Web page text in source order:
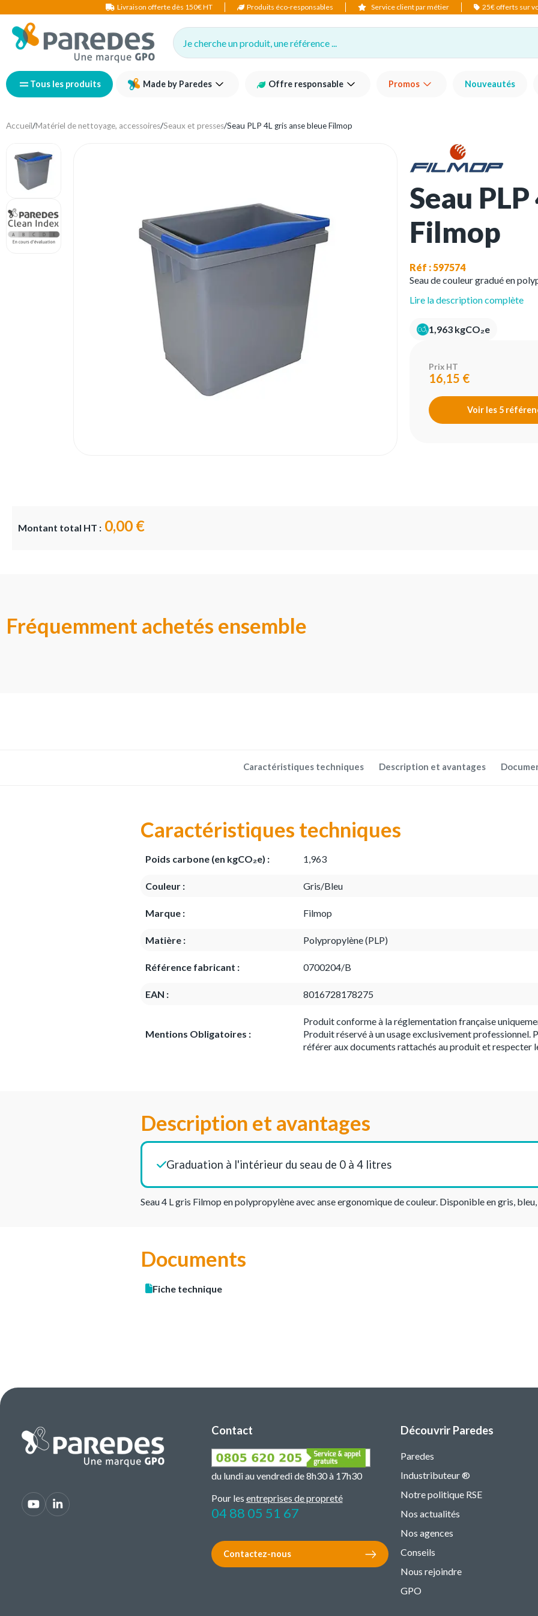
Livraison offerte dès 150€ HT Produits éco-responsables Service client par métier 25€ offerts sur
Je cherche un produit, une référence ...
Tous les produits Made by Paredes Offre responsable Promos Nouveautés
Accueil/Matériel de nettoyage, accessoires/Seaux et presses/Seau PLP 4L gris anse bleue Filmop
Seau
Filmop
Réf : 597574
Seau de couleur gradué en
Lire la description complète
1,963 kgCO₂e
Prix HT
16,15 €
Voir les 5
Montant total HT : 0,00 €
Fréquemment achetés ensemble
Caractéristiques techniques Description et avantages
Caractéristiques techniques
Poids carbone (en kgCO₂e) : 1,963
Couleur : Gris/Bleu
Marque : Filmop
Matière : Polypropylène (PLP)
Référence fabricant : 0700204/B
EAN : 8016728178275
Mentions Obligatoires :
Produit conforme à la réglementation française
Produit réservé à un usage exclusivement professionnel.
référer aux documents rattachés au produit et respecter
Description et avantages
Graduation à l'intérieur du seau de 0 à 4 litres
Seau 4 L gris Filmop en polypropylène avec anse ergonomique de couleur. Disponible en gris,
Documents
Fiche technique
Contact
du lundi au vendredi de 8h30 à 17h30
Pour les entreprises de propreté
04 88 05 51 67
Contactez-nous
Découvrir Paredes
Paredes
Industributeur ®
Notre politique RSE
Nos actualités
Nos agences
Conseils
Nous rejoindre
GPO